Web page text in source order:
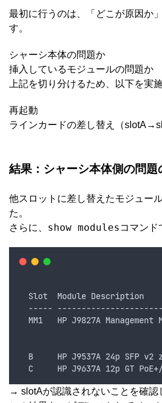
最初に行うのは、「どこが原因か
す。
シャーシ本体の問題か
挿入しているモジュールの問題か
上記を切り分けるため、以下を実
再起動
ラインカードの差し替え（
結果：シャーシ本体側の問題
他スロットに差し替えたモジュー
た。
さらに、 show modules コマンド
Slot  Module Description
-----
MM1   HP J9827A Management
B     HP J9537A 24p SFP v2
C     HP J9637A 12p GT
→ slotAが認識されないことを確認